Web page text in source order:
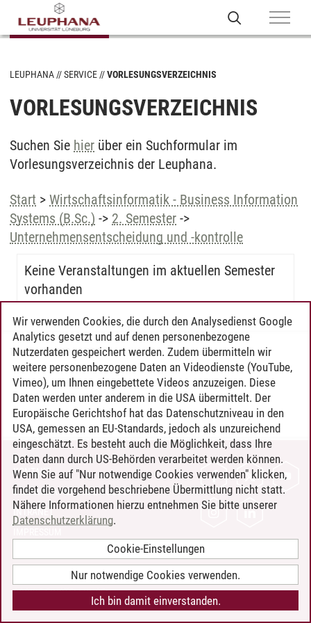
LEUPHANA SERVICE VORLESUNGSVERZEICHNIS
VORLESUNGSVERZEICHNIS
Suchen Sie hier über ein Suchformular im
Vorlesungsverzeichnis der Leuphana.
Start > Wirtschaftsinformatik - Business Information
Systems (B.Sc.) -> 2. Semester ->
Unternehmensentscheidung und -kontrolle
Keine Veranstaltungen im aktuellen Semester
vorhanden
Timo Leder/30.06.2024
KONTAKT
LEUPHANA ALS ARBEITGEBER
INTRANET
BARRIEREFREIHEIT
COOKIE-EINSTELLUNGEN
Wir verwenden Cookies, die durch den Analysedienst Google
Analytics gesetzt und auf denen personenbezogene
Nutzerdaten gespeichert werden. Zudem übermitteln wir
weitere personenbezogene Daten an Videodienste (YouTube,
Vimeo), um Ihnen eingebettete Videos anzuzeigen. Diese
Daten werden unter anderem in die USA übermittelt. Der
Europäische Gerichtshof hat das Datenschutzniveau in den
USA, gemessen an EU-Standards, jedoch als unzureichend
eingeschätzt. Es besteht auch die Möglichkeit, dass Ihre
Daten dann durch US-Behörden verarbeitet werden können.
Wenn Sie auf "Nur notwendige Cookies verwenden" klicken,
findet die vorgehend beschriebene Übermittlung nicht statt.
Nähere Informationen hierzu entnehmen Sie bitte unserer
Datenschutzerklärung.
Cookie-Einstellungen
Nur notwendige Cookies verwenden.
Ich bin damit einverstanden.